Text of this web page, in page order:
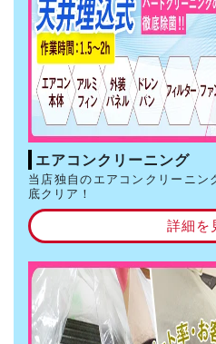
エアコンクリーニング
当店独自のエアコンクリーニン
底クリア！
詳細を